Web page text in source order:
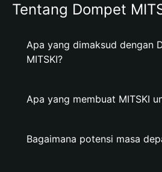
Tentang Dompet
Apa yang dimaksud dengan
MITSKI?
Apa yang membuat MITSKI
Bagaimana potensi masa